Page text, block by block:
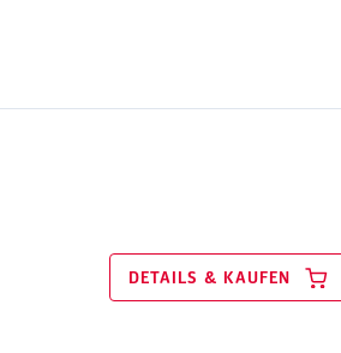
DETAILS & KAUFEN